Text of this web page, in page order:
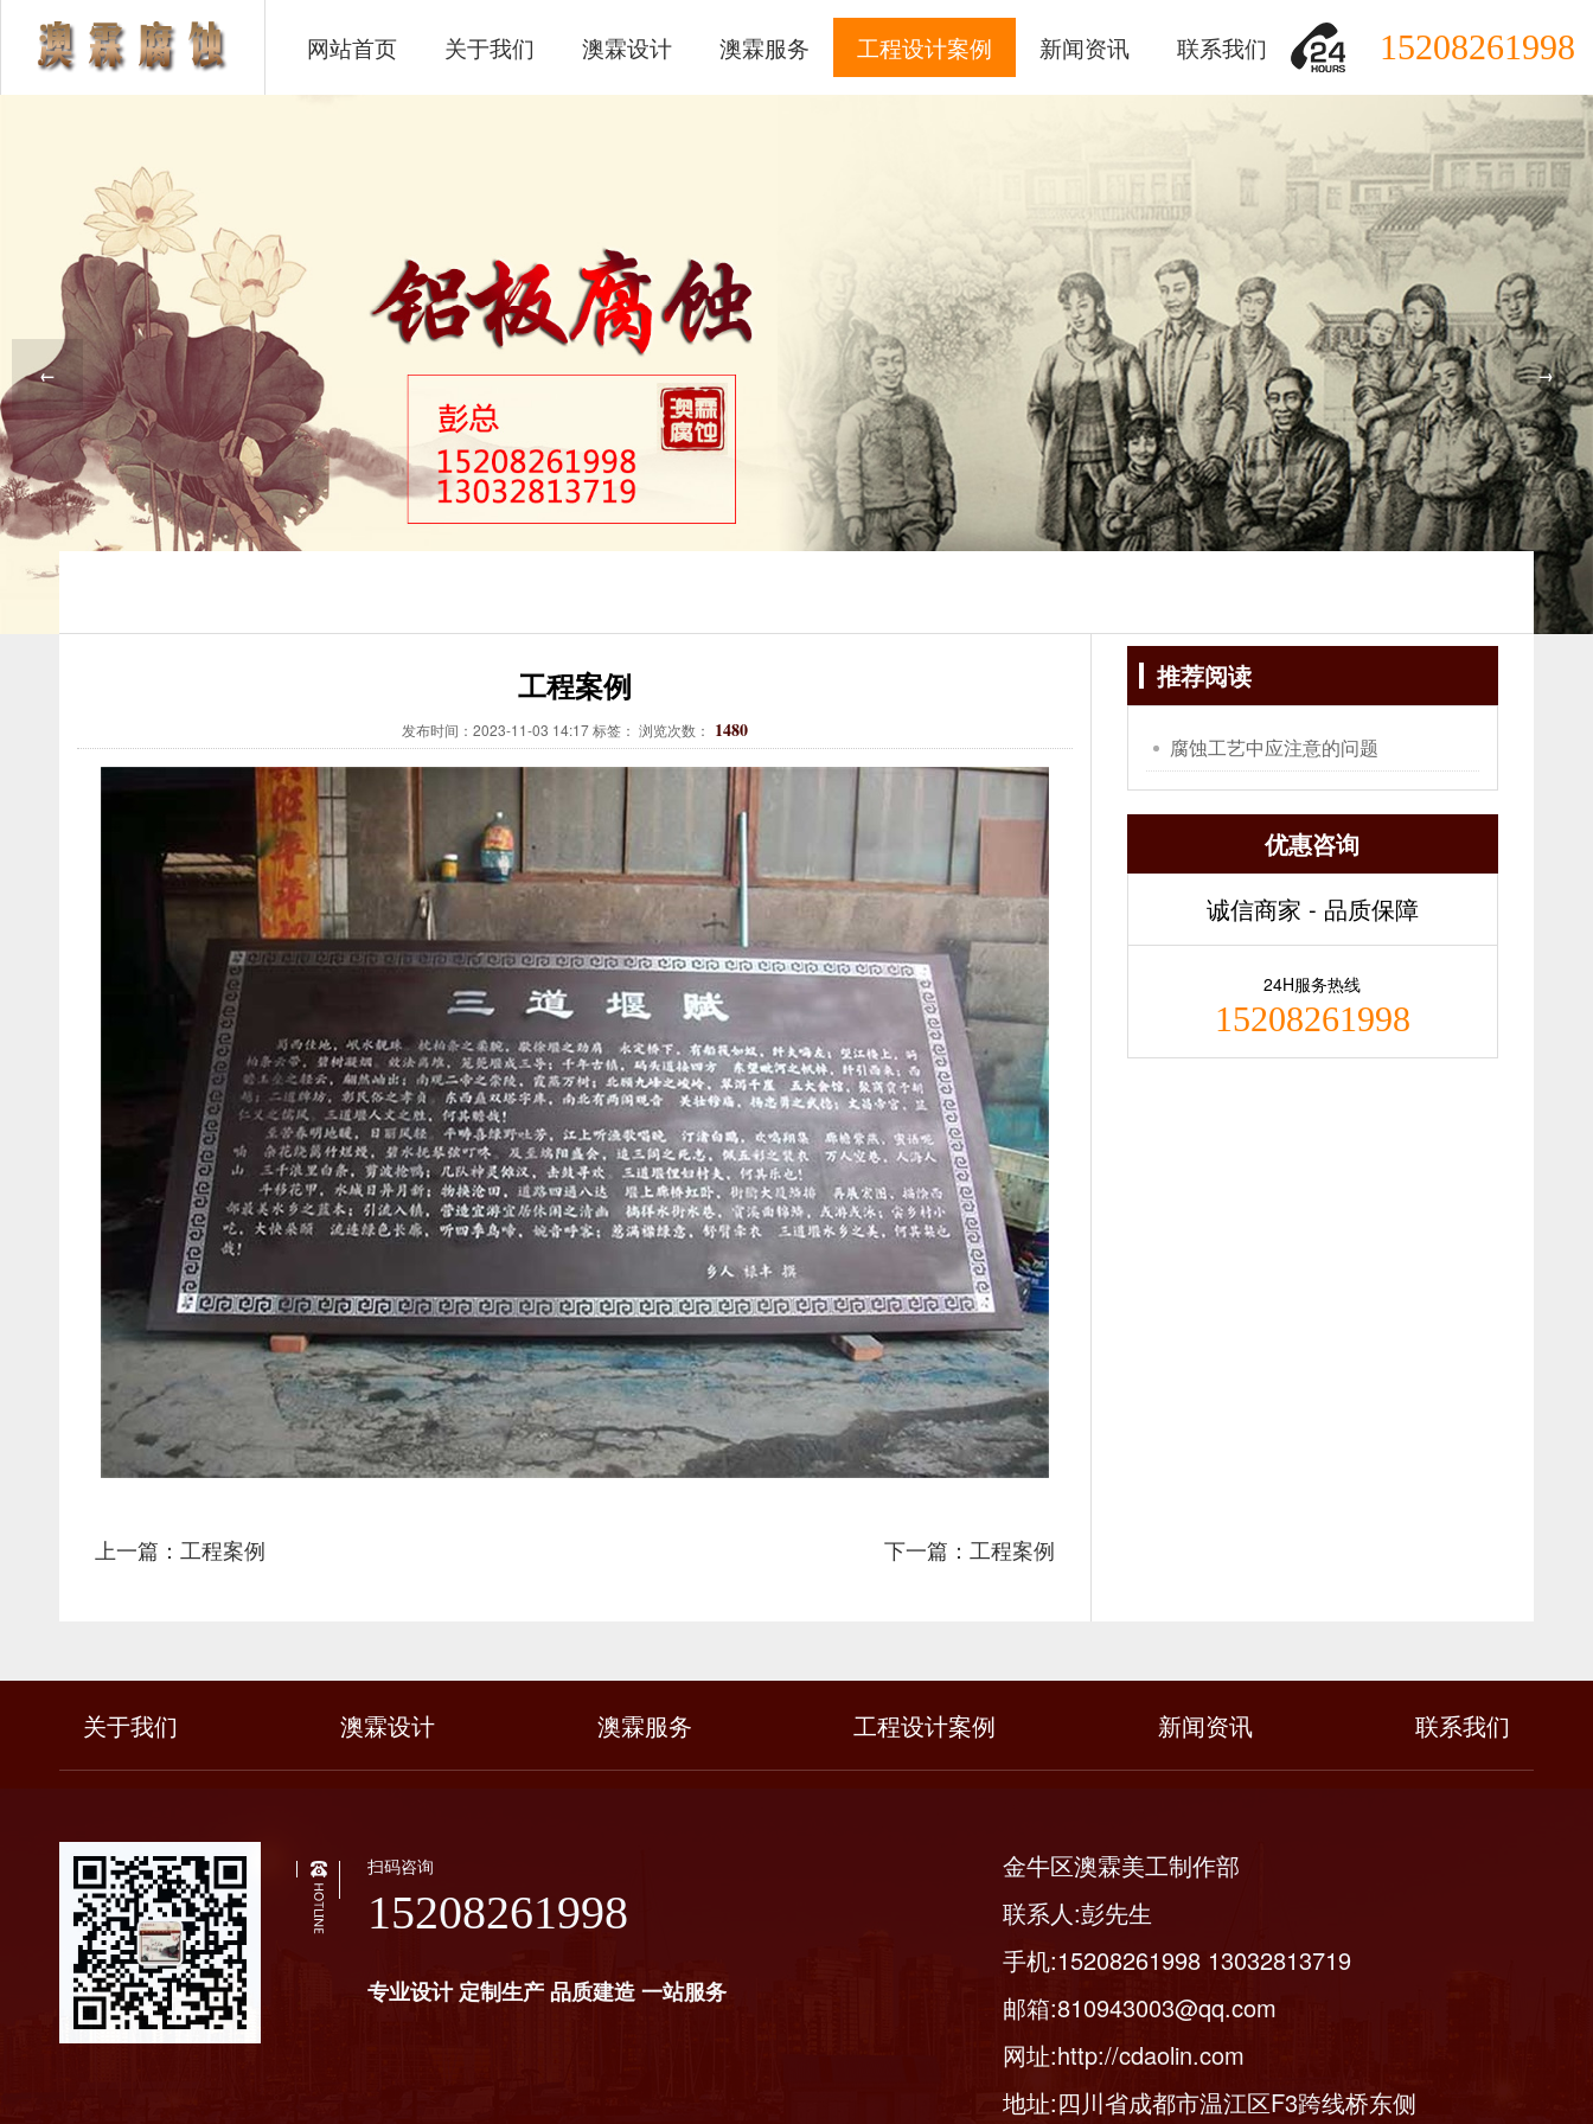
网站首页 关于我们 澳霖设计
腐蚀壁画
锻铜圆雕
不锈钢雕塑
澳霖服务 工程设计案例 新闻资讯 联系我们 15208261998
← →
工程案例
发布时间：2023-11-03 14:17 标签： 浏览次数： 1480
上一篇：工程案例 下一篇：工程案例
推荐阅读
腐蚀工艺中应注意的问题
优惠咨询
诚信商家 - 品质保障
24H服务热线
15208261998
关于我们 澳霖设计 澳霖服务 工程设计案例 新闻资讯 联系我们
扫码咨询
15208261998
专业设计 定制生产 品质建造 一站服务
金牛区澳霖美工制作部
联系人:彭先生
手机:15208261998 13032813719
邮箱:810943003@qq.com
网址:http://cdaolin.com
地址:四川省成都市温江区F3跨线桥东侧